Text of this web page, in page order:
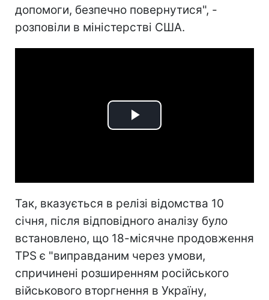
допомоги, безпечно повернутися", -
розповіли в міністерстві США.
Play
Так, вказується в релізі відомства 10
січня, після відповідного аналізу було
встановлено, що 18-місячне продовження
TPS є "виправданим через умови,
спричинені розширенням російського
військового вторгнення в Україну,